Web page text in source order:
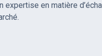
expertise en matière